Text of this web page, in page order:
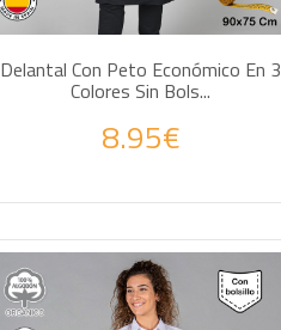
Delantal Con Peto Económico En 3
Colores Sin Bols...
8.95€